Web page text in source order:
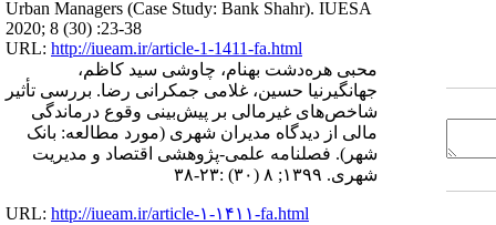
Urban Managers (Case Study: Bank Shahr). IUESA
2020; 8 (30) :23-38
URL: http://iueam.ir/article-1-1411-fa.html
محبی هره‌دشت بهنام، چاوشی سید کاظم،
جهانگیرنیا حسین، غلامی جمکرانی رضا. بررسی تأثیر
شاخص‌های غیرمالی بر پیش‌بینی وقوع درماندگی
مالی از دیدگاه مدیران شهری (مورد مطالعه: بانک
شهر). فصلنامه علمی-پژوهشی اقتصاد و مدیریت
شهری. ۱۳۹۹; ۸ (۳۰) :۲۳-۳۸
URL: http://iueam.ir/article-۱-۱۴۱۱-fa.html